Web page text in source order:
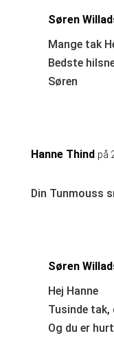
Søren
Mange tak
Bedste
Søren
Hanne Thind på
Din Tunmouss
Søren
Hej Hanne
Tusinde
Og du er